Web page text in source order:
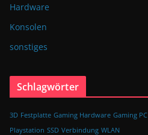
Hardware
Konsolen
sonstiges
Schlagwörter
3D Festplatte Gaming Hardware Gaming PC
Playstation SSD Verbindung WLAN